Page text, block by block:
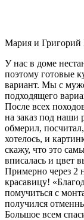
Мария и Григорий
У нас в доме
поэтому готовые
вариант. Мы с
подходящего
После всех
на заказ под наши
обмерил,
хотелось, и
скажу, что это
вписалась и цвет
Примерно через 2
красавицу!
помучиться с
получился
Большое всем